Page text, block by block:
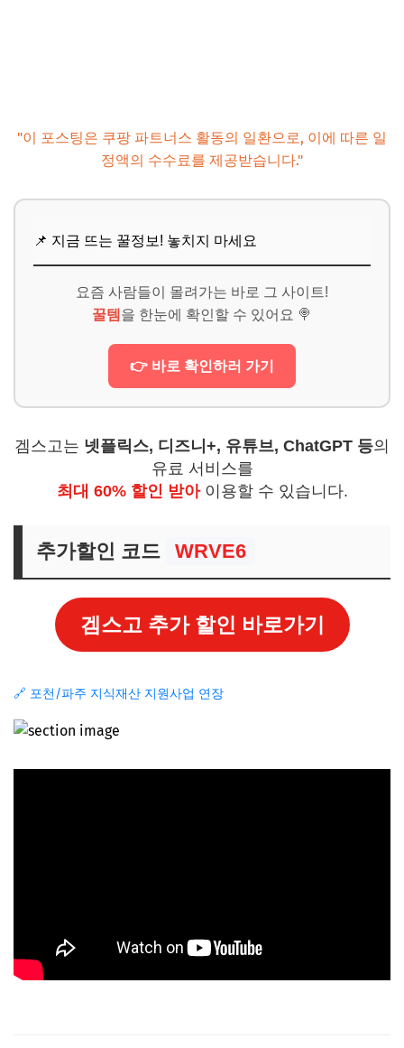
"이 포스팅은 쿠팡 파트너스 활동의 일환으로, 이에 따른 일
정액의 수수료를 제공받습니다."
📌 지금 뜨는 꿀정보! 놓치지 마세요
요즘 사람들이 몰려가는 바로 그 사이트!
꿀템 을 한눈에 확인할 수 있어요 🍭
👉 바로 확인하러 가기
겜스고는 넷플릭스, 디즈니+, 유튜브, ChatGPT 등의
유료 서비스를
최대 60% 할인 받아이용할 수 있습니다.
추가할인 코드 WRVE6
겜스고 추가 할인 바로가기
🔗 포천/파주 지식재산 지원사업 연장